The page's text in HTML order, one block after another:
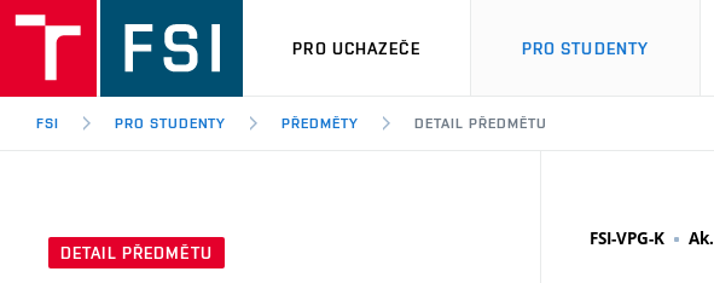
PRO UCHAZEČE PRO STUDENTY
FSI PRO STUDENTY PŘEDMĚTY DETAIL PŘEDMĚTU
DETAIL PŘEDMĚTU
FSI-VPG-K